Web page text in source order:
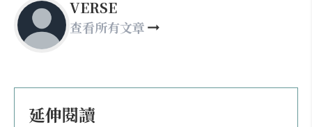
VERSE
查看所有文章
延伸閱讀